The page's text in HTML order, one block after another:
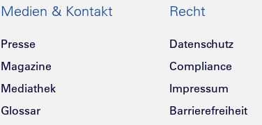
Medien & Kontakt
Presse
Magazine
Mediathek
Glossar
Recht
Datenschutz
Compliance
Impressum
Barrierefreiheit